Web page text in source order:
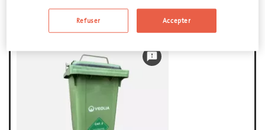
Ce plus petit format est un conteneur à rouleaux de 120
litres adapté à la collecte de petits volumes de swill.
feedback
Refuser Accepter